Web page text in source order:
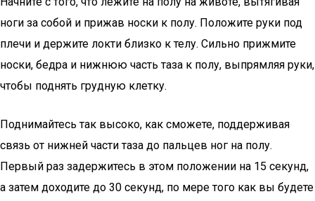
ноги за собой и прижав носки к полу. Положите руки под
плечи и держите локти близко к телу. Сильно прижмите
носки, бедра и нижнюю часть таза к полу, выпрямляя руки,
чтобы поднять грудную клетку.
Поднимайтесь так высоко, как сможете, поддерживая
связь от нижней части таза до пальцев ног на полу.
Первый раз задержитесь в этом положении на 15 секунд,
а затем доходите до 30 секунд, по мере того как вы будете